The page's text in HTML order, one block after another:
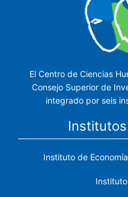
El Centro de Ciencias
Consejo Superior de
integrado por seis
Instituto de